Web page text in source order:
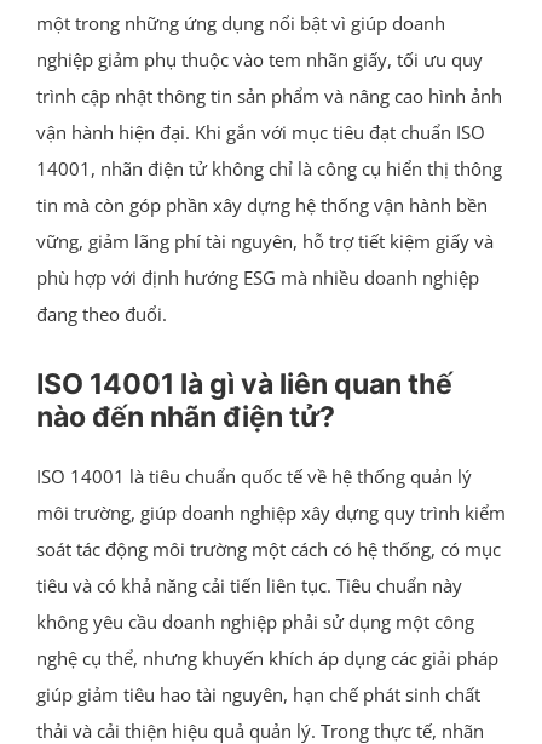
một trong những ứng dụng nổi bật vì giúp doanh
nghiệp giảm phụ thuộc vào tem nhãn giấy, tối ưu quy
trình cập nhật thông tin sản phẩm và nâng cao hình ảnh
vận hành hiện đại. Khi gắn với mục tiêu đạt chuẩn ISO
14001, nhãn điện tử không chỉ là công cụ hiển thị thông
tin mà còn góp phần xây dựng hệ thống vận hành bền
vững, giảm lãng phí tài nguyên, hỗ trợ tiết kiệm giấy và
phù hợp với định hướng ESG mà nhiều doanh nghiệp
đang theo đuổi.
ISO 14001 là gì và liên quan thế
nào đến nhãn điện tử?
ISO 14001 là tiêu chuẩn quốc tế về hệ thống quản lý
môi trường, giúp doanh nghiệp xây dựng quy trình kiểm
soát tác động môi trường một cách có hệ thống, có mục
tiêu và có khả năng cải tiến liên tục. Tiêu chuẩn này
không yêu cầu doanh nghiệp phải sử dụng một công
nghệ cụ thể, nhưng khuyến khích áp dụng các giải pháp
giúp giảm tiêu hao tài nguyên, hạn chế phát sinh chất
thải và cải thiện hiệu quả quản lý. Trong thực tế, nhãn